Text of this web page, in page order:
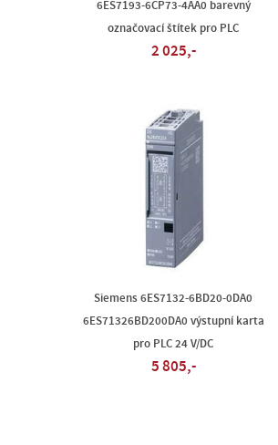
6ES7193-6CP73-4AA0 barevný
označovací štítek pro PLC
2 025,-
Siemens 6ES7132-6BD20-0DA0
6ES71326BD200DA0 výstupní karta
pro PLC 24 V/DC
5 805,-